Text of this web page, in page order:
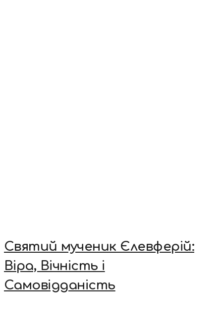
Святий мученик Єлевферій:
Віра, Вічність і
Самовідданість